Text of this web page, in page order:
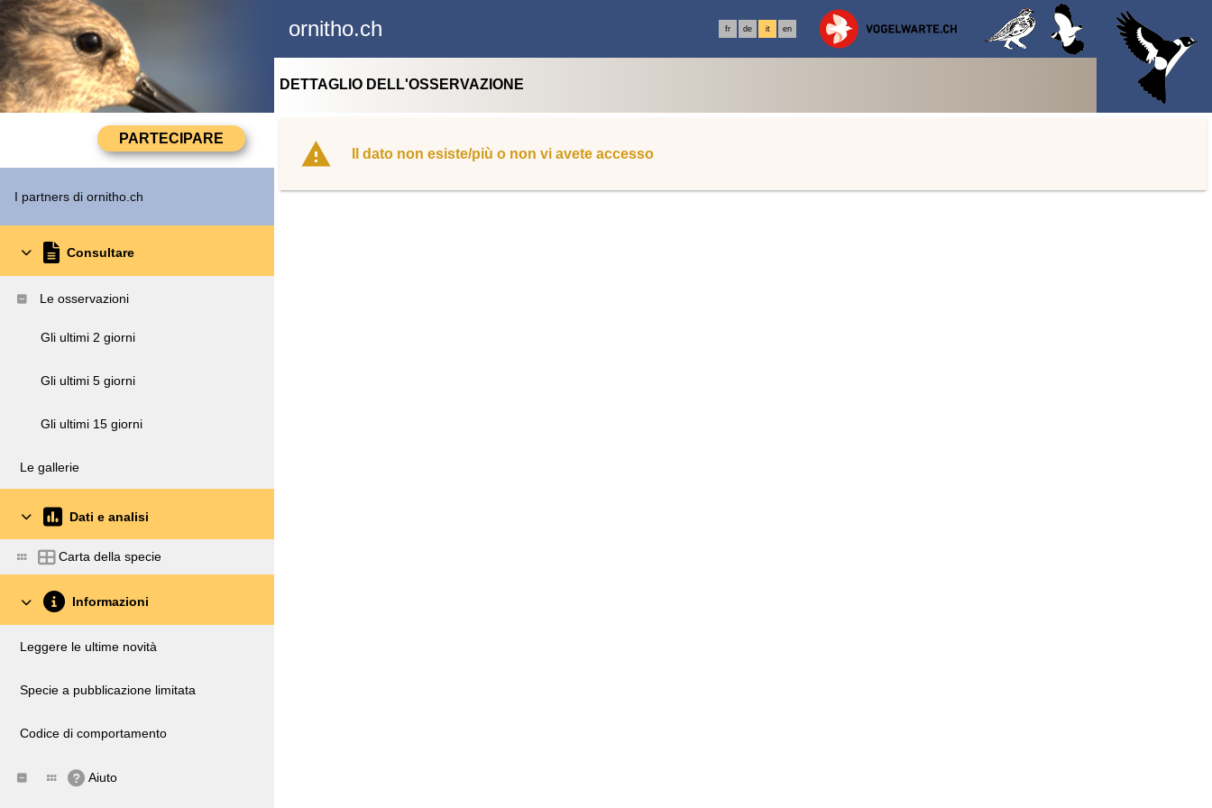
ornitho.ch fr de it en
I partners di ornitho.ch
Consultare
Le osservazioni
Gli ultimi 2 giorni
Gli ultimi 5 giorni
Gli ultimi 15 giorni
Le gallerie
Dati e analisi
Carta della specie
Informazioni
Leggere le ultime novità
Specie a pubblicazione limitata
Codice di comportamento
Aiuto
DETTAGLIO DELL'OSSERVAZIONE
Il dato non esiste/più o non vi avete accesso